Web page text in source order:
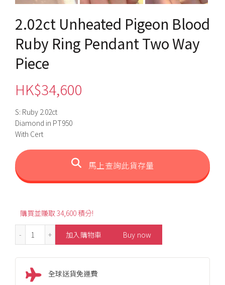
2.02ct Unheated Pigeon Blood
Ruby Ring Pendant Two Way
Piece
HK$34,600
S: Ruby 2.02ct
Diamond in PT950
With Cert
馬上查詢此貨存量
購買並賺取 34,600 積分!
2.02ct Unheated Pigeon Blood Ruby Ring Pendant Two
加入購物車 Buy now
全球送貨免運費